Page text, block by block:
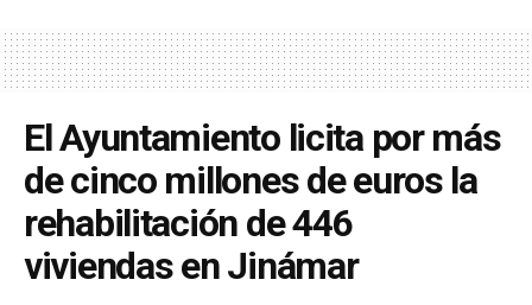
El Ayuntamiento licita por más
de cinco millones de euros la
rehabilitación de 446
viviendas en Jinámar